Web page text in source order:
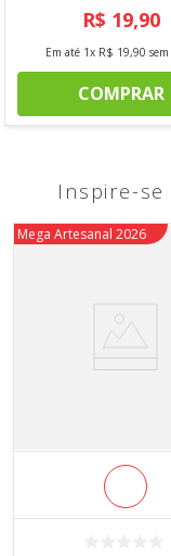
R$ 19,90
Em até 1x R$ 19,90
COMPRAR
Inspire-
Novidade
Mega Artesanal 2026